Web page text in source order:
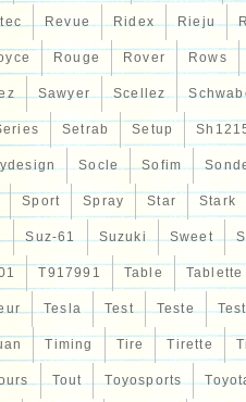
Revue Ridex Rieju
Rouge Rover Rows
Sawyer Scellez
Setrab Setup
Socle Sofim
Sport Spray Star Stark
Suz-61 Suzuki Sweet
T917991 Table Tablette
Tesla Test Teste
Timing Tire Tirette
Tout Toyosports